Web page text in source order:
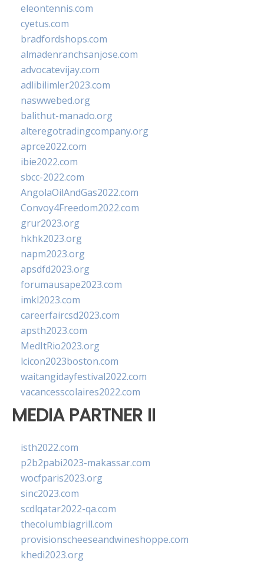
eleontennis.com
cyetus.com
bradfordshops.com
almadenranchsanjose.com
advocatevijay.com
adlibilimler2023.com
naswwebed.org
balithut-manado.org
alteregotradingcompany.org
aprce2022.com
ibie2022.com
sbcc-2022.com
AngolaOilAndGas2022.com
Convoy4Freedom2022.com
grur2023.org
hkhk2023.org
napm2023.org
apsdfd2023.org
forumausape2023.com
imkl2023.com
careerfaircsd2023.com
apsth2023.com
MedItRio2023.org
lcicon2023boston.com
waitangidayfestival2022.com
vacancesscolaires2022.com
MEDIA PARTNER II
isth2022.com
p2b2pabi2023-makassar.com
wocfparis2023.org
sinc2023.com
scdlqatar2022-qa.com
thecolumbiagrill.com
provisionscheeseandwineshoppe.com
khedi2023.org